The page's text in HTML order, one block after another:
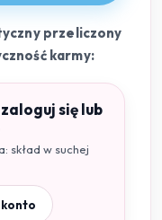
przeliczony
karmy:
się lub
skład w suchej
konto